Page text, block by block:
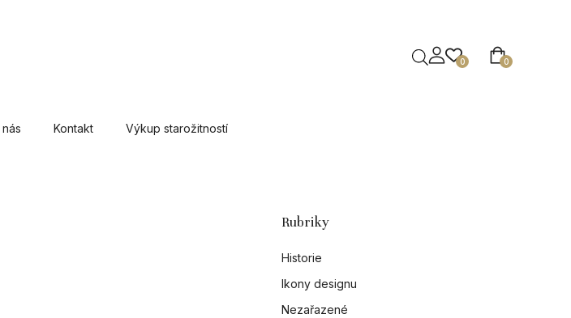
0
0
Kontakt Výkup starožitností
Rubriky
Historie
Ikony designu
Nezařazené